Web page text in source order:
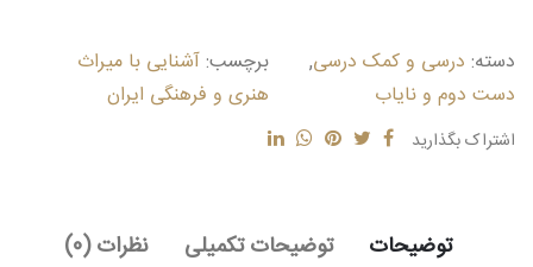
فرهنگی
عدد
دسته: درسی و کمک درسی,
دست دوم و نایاب
برچسب:آشنایی با میراث
هنری و فرهنگی ایران
اشتراک بگذارید
توضیحات توضیحات تکمیلی نظرات (0)